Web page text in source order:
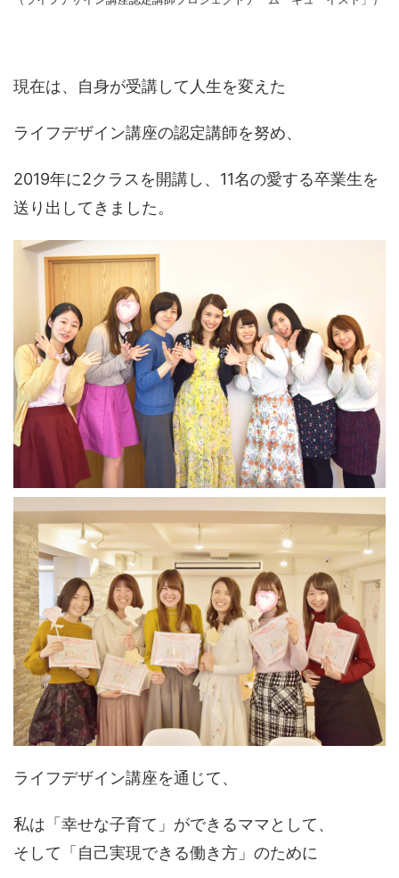
現在は、自身が受講して人生を変えた
ライフデザイン講座の認定講師を努め、
2019年に2クラスを開講し、11名の愛する卒業生を
送り出してきました。
ライフデザイン講座を通じて、
私は「幸せな子育て」ができるママとして、
そして「自己実現できる働き方」のために